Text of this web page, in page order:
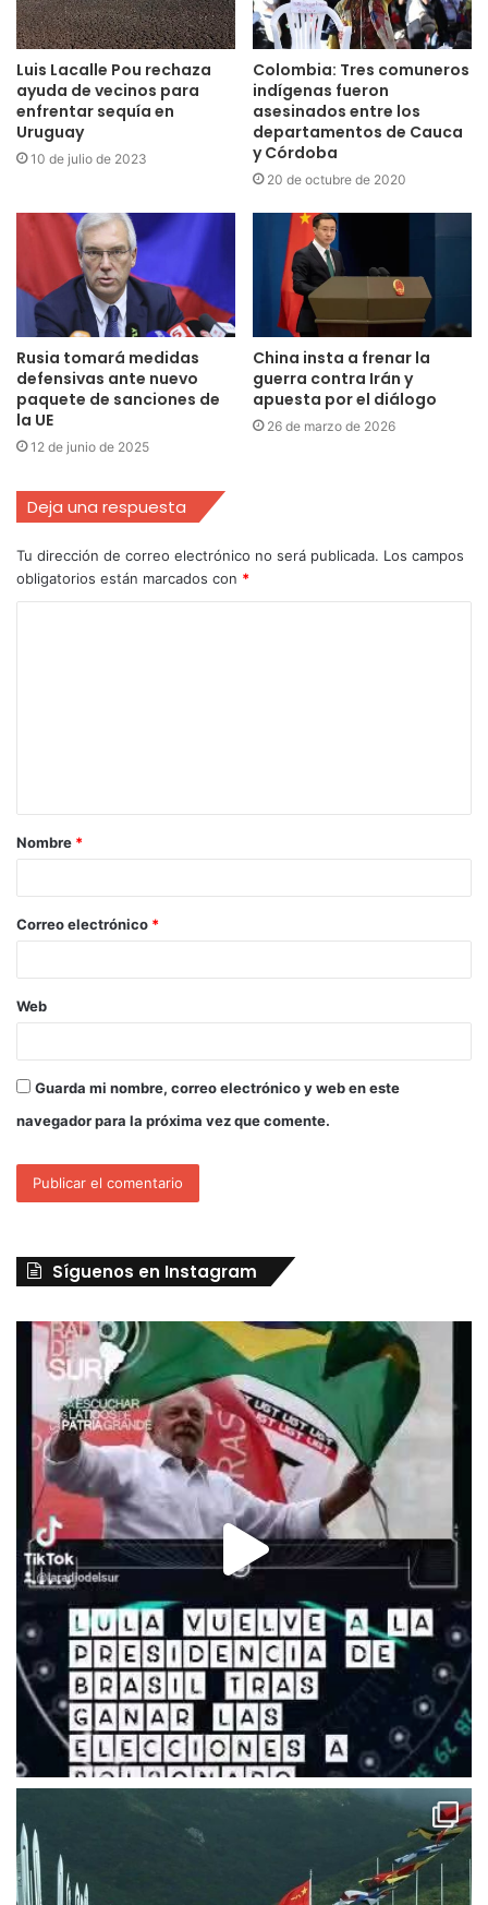
Luis Lacalle Pou rechaza
ayuda de vecinos para
enfrentar sequía en
Uruguay
10 de julio de 2023
Colombia: Tres comuneros
indígenas fueron
asesinados entre los
departamentos de Cauca
y Córdoba
20 de octubre de 2020
Rusia tomará medidas
defensivas ante nuevo
paquete de sanciones de
la UE
12 de junio de 2025
China insta a frenar la
guerra contra Irán y
apuesta por el diálogo
26 de marzo de 2026
Deja una respuesta
Tu dirección de correo electrónico no será publicada. Los campos
obligatorios están marcados con *
Nombre *
Correo electrónico *
Web
Guarda mi nombre, correo electrónico y web en este
navegador para la próxima vez que comente.
Síguenos en Instagram